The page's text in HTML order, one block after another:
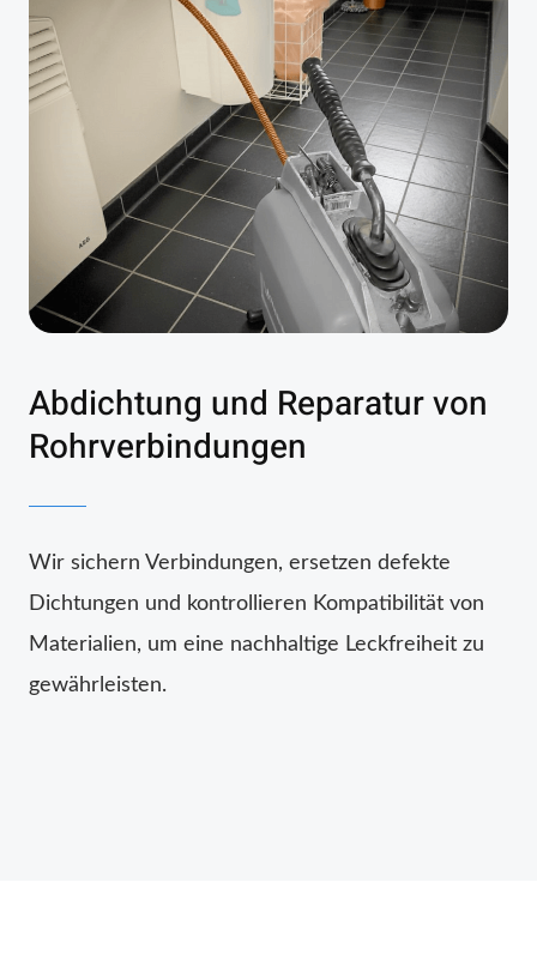
Abdichtung und Reparatur von
Rohrverbindungen
Wir sichern Verbindungen, ersetzen defekte
Dichtungen und kontrollieren Kompatibilität von
Materialien, um eine nachhaltige Leckfreiheit zu
gewährleisten.